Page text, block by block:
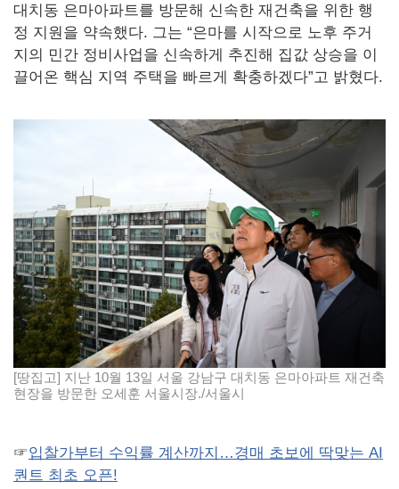
대치동 은마아파트를 방문해 신속한 재건축을 위한 행
정 지원을 약속했다. 그는 “은마를 시작으로 노후 주거
지의 민간 정비사업을 신속하게 추진해 집값 상승을 이
끌어온 핵심 지역 주택을 빠르게 확충하겠다”고 밝혔다.
[땅집고] 지난 10월 13일 서울 강남구 대치동 은마아파트 재건축
현장을 방문한 오세훈 서울시장./서울시
☞입찰가부터 수익률 계산까지…경매 초보에 딱맞는 AI
퀀트 최초 오픈!